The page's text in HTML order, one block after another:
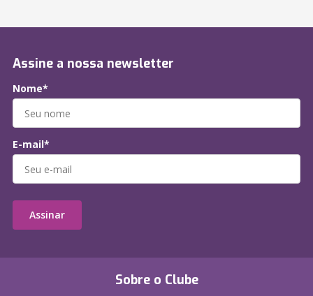
Sobre o Clube
Assine a nossa newsletter
Nome*
E-mail*
Assinar